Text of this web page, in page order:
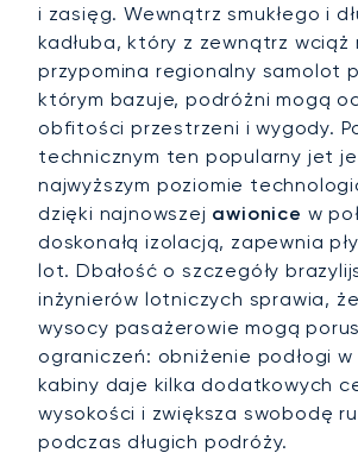
i zasięg. Wewnątrz smukłego i
kadłuba, który z zewnątrz wciąż
przypomina regionalny samolot
którym bazuje, podróżni mogą
obfitości przestrzeni i wygody.
technicznym ten popularny jet
najwyższym poziomie
dzięki najnowszej awionice w
doskonałą izolacją, zapewnia
lot. Dbałość o szczegóły
inżynierów lotniczych sprawia,
wysocy pasażerowie mogą
ograniczeń: obniżenie podłogi w
kabiny daje kilka dodatkowych
wysokości i zwiększa swobodę
podczas długich podróży.